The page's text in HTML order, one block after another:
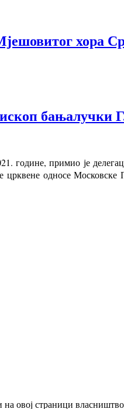
хора
бањалучки
године, примио је
црквене односе
овој страници